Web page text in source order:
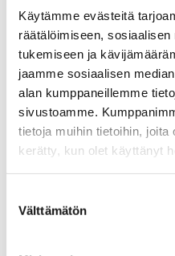
Käytämme evästeitä
räätälöimiseen,
tukemiseen ja
jaamme sosiaalisen
alan kumppaneillemme
sivustoamme.
tietoja muihin tietoihin, joita
kerätty, kun olet käyttänyt
valinta
Välttämätön
Mönkijöiden
Ajolasit
Asusteet
Can-Am
Motobatt
Puskulevyt
Rengas/
Työvalot
Piha ja puutarha